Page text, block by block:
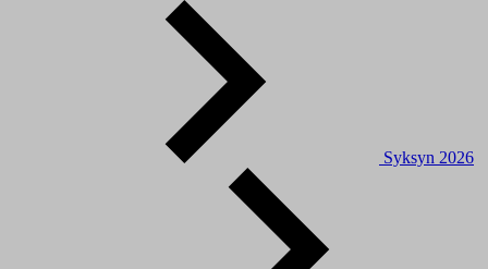
Syksyn 2026